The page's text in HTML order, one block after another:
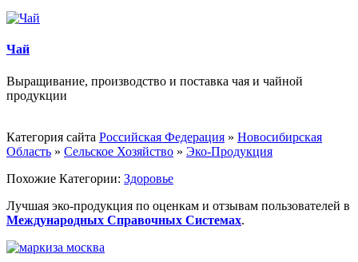
Чай
Выращивание, производство и поставка чая и чайной
продукции
Категория сайта Российская Федерация » Новосибирская
Область » Сельское Хозяйство » Эко-Продукция
Похожие Категории: Здоровье
Лучшая эко-продукция по оценкам и отзывам пользователей в
Международных Справочных Системах.